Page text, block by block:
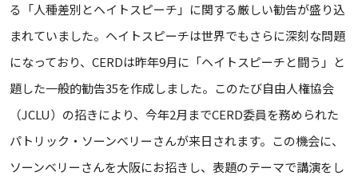
る「人種差別とヘイトスピーチ」に関する厳しい勧告が盛り込
まれていました。ヘイトスピーチは世界でもさらに深刻な問題
になっており、CERDは昨年9月に「ヘイトスピーチと闘う」と
題した一般的勧告35を作成しました。このたび自由人権協会
（JCLU）の招きにより、今年2月までCERD委員を務められた
パトリック・ソーンベリーさんが来日されます。この機会に、
ソーンベリーさんを大阪にお招きし、表題のテーマで講演をし